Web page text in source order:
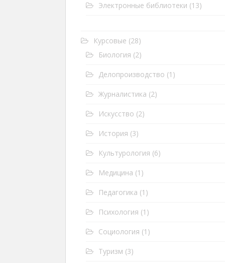
Электронные библиотеки (13)
Курсовые (28)
Биология (2)
Делопроизводство (1)
Журналистика (2)
Искусство (2)
История (3)
Культурология (6)
Медицина (1)
Педагогика (1)
Психология (1)
Социология (1)
Туризм (3)